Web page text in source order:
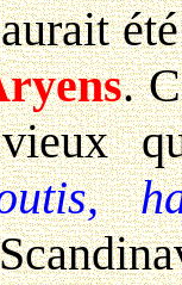
.
vieux